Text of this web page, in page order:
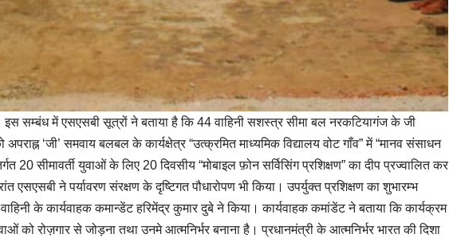
इस सम्बंध में एसएसबी सूत्रों ने बताया है कि 44 वाहिनी सशस्त्र सीमा बल नरकटियागंज के जी
‘जी’ समवाय बलबल के कार्यक्षेत्र “उत्क्रमित माध्यमिक विद्यालय वोट गाँव” में “मानव संसाधन
20 सीमावर्ती युवाओं के लिए 20 दिवसीय “मोबाइल फ़ोन सर्विसिंग प्रशिक्षण” का दीप प्रज्वालित कर
एसएसबी ने पर्यावरण संरक्षण के दृष्टिगत पौधारोपण भी किया। उपर्युक्त प्रशिक्षण का शुभारम्भ
के कार्यवाहक कमान्डेंट हरिमेंद्र कुमार दुबे ने किया। कार्यवाहक कमांडेंट ने बताया कि कार्यक्रम
को रोज़गार से जोड़ना तथा उनमे आत्मनिर्भर बनाना है। प्रधानमंत्री के आत्मनिर्भर भारत की दिशा